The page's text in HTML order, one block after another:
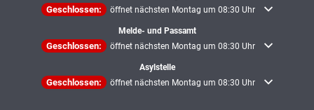
Klicken, um weitere Öffnungs- oder Schließzeiten auszublenden
Geschlossen: öffnet nächsten Montag um 08:30 Uhr
Melde- und Passamt
Klicken, um weitere Öffnungs- oder Schließzeiten auszublenden
Geschlossen: öffnet nächsten Montag um 08:30 Uhr
Asylstelle
Klicken, um weitere Öffnungs- oder Schließzeiten auszublenden
Geschlossen: öffnet nächsten Montag um 08:30 Uhr